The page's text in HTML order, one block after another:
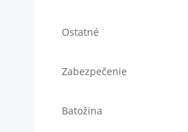
Ostatné
Zabezpečenie
Batožina